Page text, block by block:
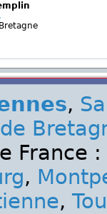
,
France :
,
,